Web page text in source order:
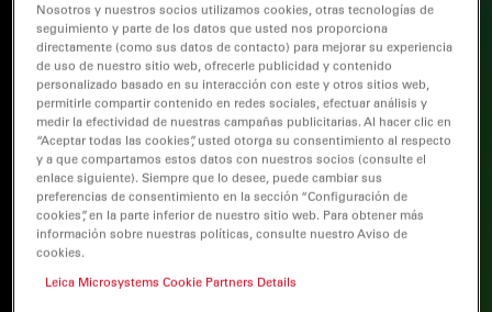
Nosotros y nuestros socios utilizamos cookies, otras tecnologías de
seguimiento y parte de los datos que usted nos proporciona
directamente (como sus datos de contacto) para mejorar su experiencia
de uso de nuestro sitio web, ofrecerle publicidad y contenido
personalizado basado en su interacción con este y otros sitios web,
permitirle compartir contenido en redes sociales, efectuar análisis y
medir la efectividad de nuestras campañas publicitarias. Al hacer clic en
“Aceptar todas las cookies”, usted otorga su consentimiento al respecto
y a que compartamos estos datos con nuestros socios (consulte el
enlace siguiente). Siempre que lo desee, puede cambiar sus
preferencias de consentimiento en la sección “Configuración de
cookies”, en la parte inferior de nuestro sitio web. Para obtener más
información sobre nuestras políticas, consulte nuestro Aviso de
cookies.
Leica Microsystems Cookie Partners Details